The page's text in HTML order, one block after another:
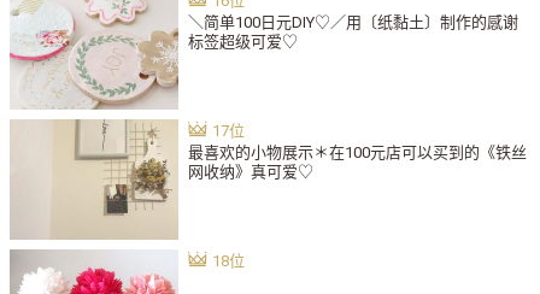
＼简单100日元DIY♡／用〔纸黏土〕制作的感谢
标签超级可爱♡
最喜欢的小物展示＊在100元店可以买到的《铁丝
网收纳》真可爱♡